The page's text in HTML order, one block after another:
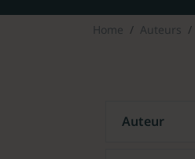
Home Auteurs
Auteur